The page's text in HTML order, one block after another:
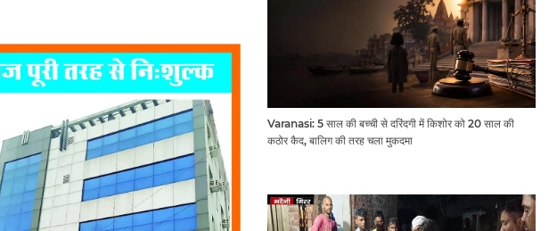
Varanasi: 5 साल की बच्ची से दरिंदगी में किशोर को 20 साल की
कठोर कैद, बालिग की तरह चला मुकदमा